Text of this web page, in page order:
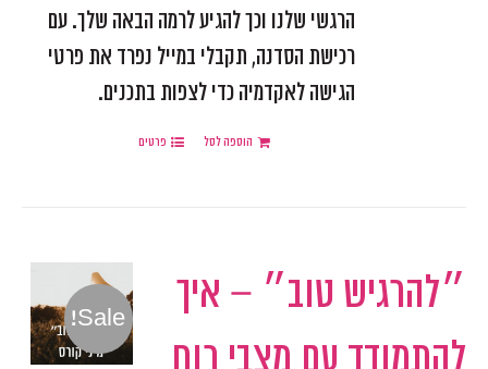
הרגשי שלנו וכך להגיע לרמה הבאה שלך. עם
רכישת הסדנה, תקבלי במייל נפרד את פרטי
הגישה לאקדמיה כדי לצפות בתכנים.
הוספה לסל פרטים
Sale!
״להרגיש טוב״ – איך